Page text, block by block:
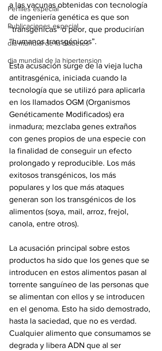
Perfiles especial
Publicaciones especial
dia mundial de la diabetes
dia mundial de la hipertension
a las vacunas obtenidas con tecnología
de ingeniería genética es que son
“transgénicas” o peor, que producirían
“humanos transgénicos”.
Esta acusación surge de la vieja lucha
antitrasgénica, iniciada cuando la
tecnología que se utilizó para aplicarla
en los llamados OGM (Organismos
Genéticamente Modificados) era
inmadura; mezclaba genes extraños
con genes propios de una especie con
la finalidad de conseguir un efecto
prolongado y reproducible. Los más
exitosos transgénicos, los más
populares y los que más ataques
generan son los transgénicos de los
alimentos (soya, mail, arroz, frejol,
canola, entre otros).
La acusación principal sobre estos
productos ha sido que los genes que se
introducen en estos alimentos pasan al
torrente sanguíneo de las personas que
se alimentan con ellos y se introducen
en el genoma. Esto ha sido demostrado,
hasta la saciedad, que no es verdad.
Cualquier alimento que consumamos se
degrada y libera ADN que al ser